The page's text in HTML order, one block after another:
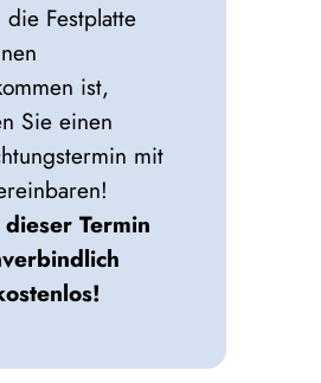
die Festplatte
ist,
Sie einen
mit
Termin